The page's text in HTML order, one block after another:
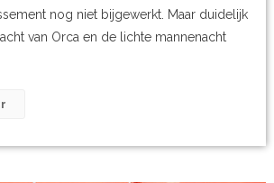
nog niet bijgewerkt. Maar duidelijk
van Orca en de lichte mannenacht